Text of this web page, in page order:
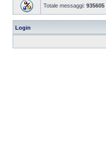
Totale messaggi: 935605
Login